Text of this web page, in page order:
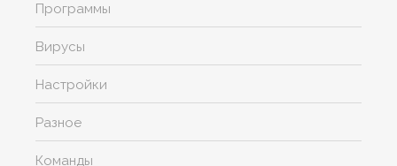
Программы
Вирусы
Настройки
Разное
Команды